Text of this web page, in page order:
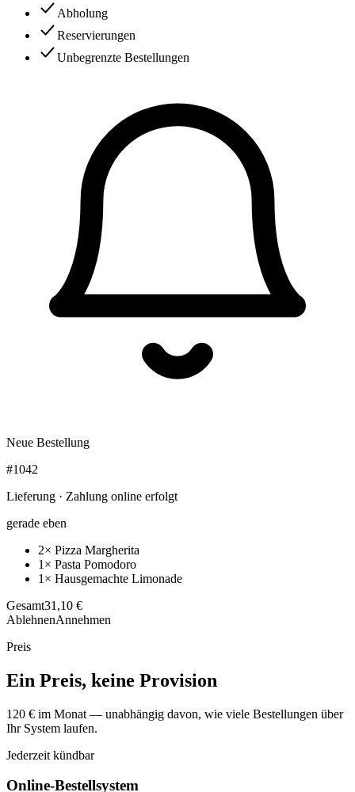
Abholung
Reservierungen
Unbegrenzte Bestellungen
Neue Bestellung
#1042
Lieferung · Zahlung online erfolgt
gerade eben
2× Pizza Margherita
1× Pasta Pomodoro
1× Hausgemachte Limonade
Gesamt31,10 €
AblehnenAnnehmen
Preis
Ein Preis, keine Provision
120 € im Monat — unabhängig davon, wie viele Bestellungen über
Ihr System laufen.
Jederzeit kündbar
Online-Bestellsystem